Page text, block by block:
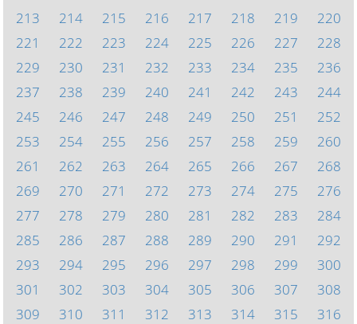
213
214 215 216 217 218 219
220
221
222 223 224 225 226 227
228
229
230 231 232 233 234 235
236
237
238 239 240 241 242 243
244
245
246 247 248 249 250 251
252
253
254 255 256 257 258 259
260
261
262 263 264 265 266 267
268
269
270 271 272 273 274 275
276
277
278 279 280 281 282 283
284
285
286 287 288 289 290 291
292
293
294 295 296 297 298 299
300
301
302 303 304 305 306 307
308
309
310 311 312 313 314 315
316